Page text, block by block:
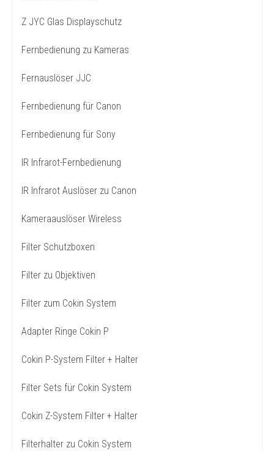
Z JYC Glas Displayschutz
Fernbedienung zu Kameras
Fernauslöser JJC
Fernbedienung für Canon
Fernbedienung für Sony
IR Infrarot-Fernbedienung
IR Infrarot Auslöser zu Canon
Kameraauslöser Wireless
Filter Schutzboxen
Filter zu Objektiven
Filter zum Cokin System
Adapter Ringe Cokin P
Cokin P-System Filter + Halter
Filter Sets für Cokin System
Cokin Z-System Filter + Halter
Filterhalter zu Cokin System